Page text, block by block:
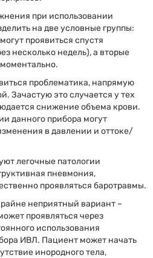
при использовании
на две условные группы:
проявиться спустя
несколько недель), а вторые
проблематика, напрямую
Зачастую это случается у тех
снижение объема крови.
данного прибора могут
в давлении и оттоке/
легочные патологии
пневмония,
проявляться баротравмы.
неприятный вариант –
проявляться через
использования
ИВЛ. Пациент может начать
инородного тела,